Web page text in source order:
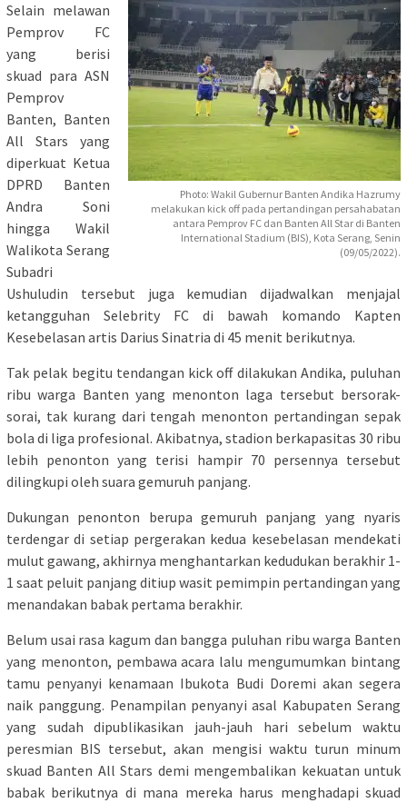
Photo: Wakil Gubernur Banten Andika Hazrumy
melakukan kick off pada pertandingan persahabatan
antara Pemprov FC dan Banten All Star di Banten
International Stadium (BIS), Kota Serang, Senin
(09/05/2022).
Selain melawan
Pemprov FC
yang berisi
skuad para ASN
Pemprov
Banten, Banten
All Stars yang
diperkuat Ketua
DPRD Banten
Andra Soni
hingga Wakil
Walikota Serang
Subadri
Ushuludin tersebut juga kemudian dijadwalkan menjajal
ketangguhan Selebrity FC di bawah komando Kapten
Kesebelasan artis Darius Sinatria di 45 menit berikutnya.
Tak pelak begitu tendangan kick off dilakukan Andika, puluhan
ribu warga Banten yang menonton laga tersebut bersorak-
sorai, tak kurang dari tengah menonton pertandingan sepak
bola di liga profesional. Akibatnya, stadion berkapasitas 30 ribu
lebih penonton yang terisi hampir 70 persennya tersebut
dilingkupi oleh suara gemuruh panjang.
Dukungan penonton berupa gemuruh panjang yang nyaris
terdengar di setiap pergerakan kedua kesebelasan mendekati
mulut gawang, akhirnya menghantarkan kedudukan berakhir 1-
1 saat peluit panjang ditiup wasit pemimpin pertandingan yang
menandakan babak pertama berakhir.
Belum usai rasa kagum dan bangga puluhan ribu warga Banten
yang menonton, pembawa acara lalu mengumumkan bintang
tamu penyanyi kenamaan Ibukota Budi Doremi akan segera
naik panggung. Penampilan penyanyi asal Kabupaten Serang
yang sudah dipublikasikan jauh-jauh hari sebelum waktu
peresmian BIS tersebut, akan mengisi waktu turun minum
skuad Banten All Stars demi mengembalikan kekuatan untuk
babak berikutnya di mana mereka harus menghadapi skuad